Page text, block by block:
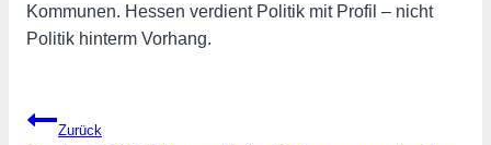
Kommunen. Hessen verdient Politik mit Profil – nicht
Politik hinterm Vorhang.
Beitragsnavigation
Zurück